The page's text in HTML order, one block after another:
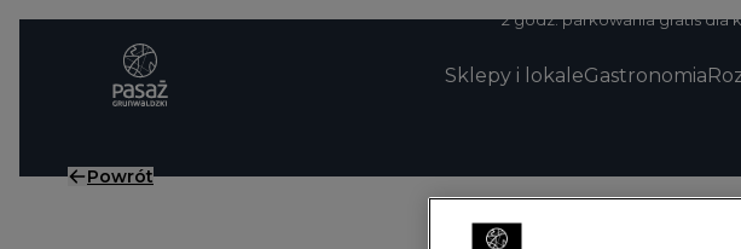
Przejdź do treści 2 godz. parkowania gratis dla
Sklepy i lokaleGastronomia
Powrót